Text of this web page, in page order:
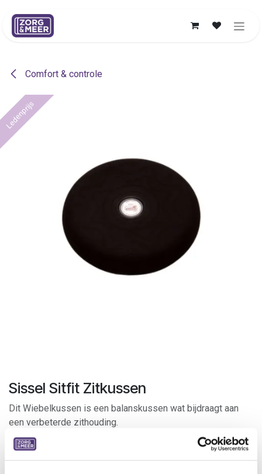
Comfort & controle
Ledenprijs
Sissel Sitfit Zitkussen
Dit Wiebelkussen is een balanskussen wat bijdraagt aan
een verbeterde zithouding.
Het Wiebelkussen, ook wel balanskussen genoemd, is een
effectief hulpmiddel dat helpt de zithouding te verbeteren